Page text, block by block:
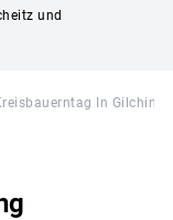
und
In Gilching